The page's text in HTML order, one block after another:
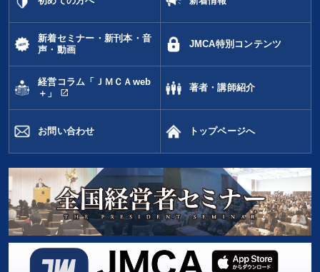
新着セミナー・新刊本・音
声・動画
JMCA特別コンテンツ
経営コラム「ＪＭＣＡweb
＋」
open_in_new
著者・講師紹介
お問い合わせ トップページへ